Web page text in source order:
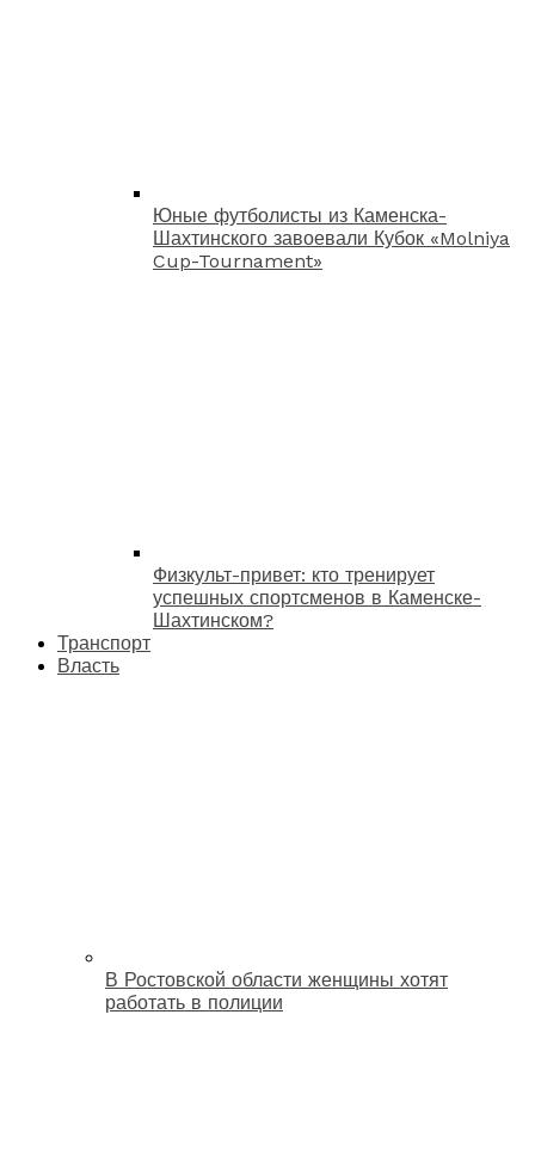
Юные футболисты из Каменска-
Шахтинского завоевали Кубок «Molniya
Cup-Tournament»
Физкульт-привет: кто тренирует
успешных спортсменов в Каменске-
Шахтинском?
Транспорт
Власть
В Ростовской области женщины хотят
работать в полиции